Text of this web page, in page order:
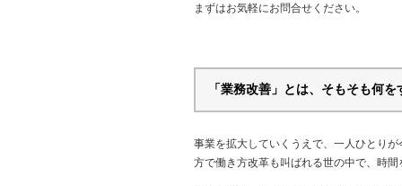
まずはお気軽にお問合せください。
「業務改善」とは、そもそも何を
事業を拡大していくうえで、一人ひとり
方で働き方改革も叫ばれる世の中で、時